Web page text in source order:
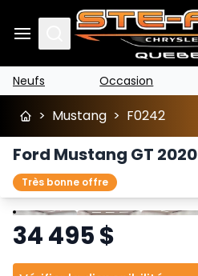
Search
Neufs Occasion
> Mustang > F0242
Ford Mustang GT 2020
Très bonne offre
ArrêterPrécédent
Suivant
34 495$